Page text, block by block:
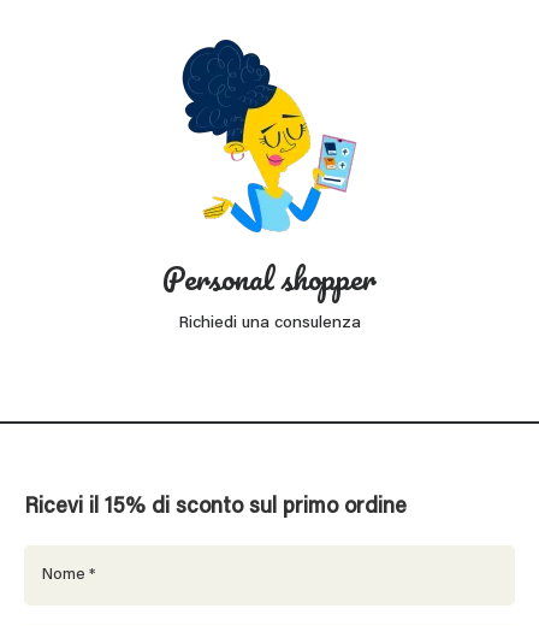
Personal shopper
Richiedi una consulenza
Ricevi il 15% di sconto sul primo ordine